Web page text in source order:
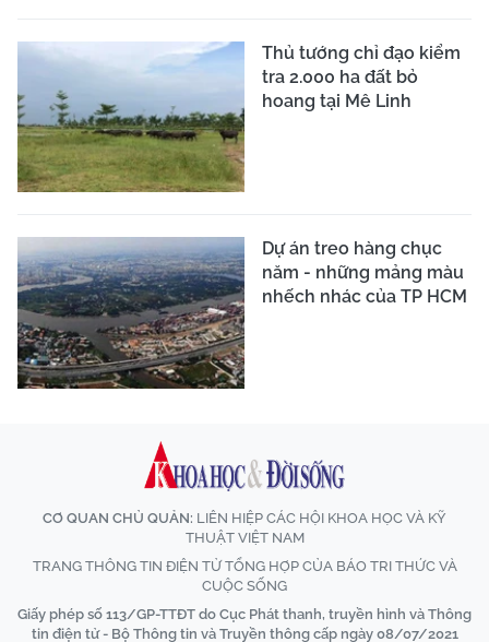
Thủ tướng chỉ đạo kiểm
tra 2.000 ha đất bỏ
hoang tại Mê Linh
Dự án treo hàng chục
năm - những mảng màu
nhếch nhác của TP HCM
CƠ QUAN CHỦ QUẢN: LIÊN HIỆP CÁC HỘI KHOA HỌC VÀ KỸ
THUẬT VIỆT NAM
TRANG THÔNG TIN ĐIỆN TỬ TỔNG HỢP CỦA BÁO TRI THỨC VÀ
CUỘC SỐNG
Giấy phép số 113/GP-TTĐT do Cục Phát thanh, truyền hình và Thông
tin điện tử - Bộ Thông tin và Truyền thông cấp ngày 08/07/2021